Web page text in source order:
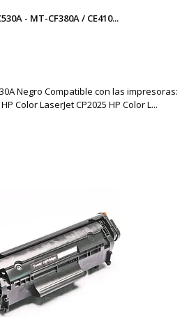
- MT-CF380A / CE410...
Negro Compatible con las impresoras:
Color LaserJet CP2025 HP Color L...